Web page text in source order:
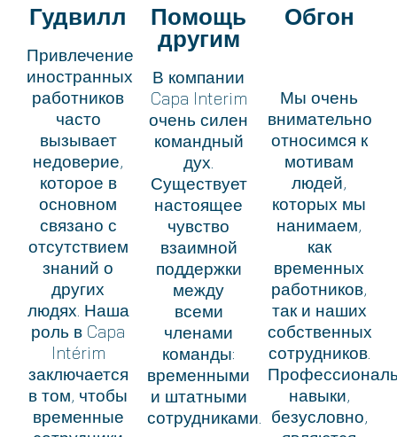
Гудвилл
Привлечение
иностранных
работников
часто
вызывает
недоверие,
которое в
основном
связано с
отсутствием
знаний о
других
людях. Наша
роль в Capa
Intérim
заключается
в том, чтобы
временные
Помощь
другим
В компании
Capa Interim
очень силен
командный
дух.
Существует
настоящее
чувство
взаимной
поддержки
между
всеми
членами
команды:
временными
и штатными
сотрудниками.
Обгон
Мы очень
внимательно
относимся к
мотивам
людей,
которых мы
нанимаем,
как
временных
работников,
так и наших
собственных
сотрудников.
навыки,
безусловно,